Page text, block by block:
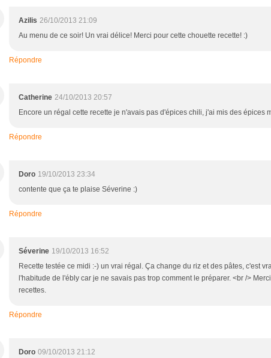
Azilis 26/10/2013 21:09
Au menu de ce soir! Un vrai délice! Merci pour cette chouette recette! :)
Répondre
Catherine 24/10/2013 20:57
Encore un régal cette recette je n'avais pas d'épices chili, j'ai mis des épices
Répondre
Doro 19/10/2013 23:34
contente que ça te plaise Séverine :)
Répondre
Séverine 19/10/2013 16:52
Recette testée ce midi :-) un vrai régal. Ça change du riz et des pâtes, c'est
l'habitude de l'ébly car je ne savais pas trop comment le préparer. <br />
recettes.
Répondre
Doro 09/10/2013 21:12